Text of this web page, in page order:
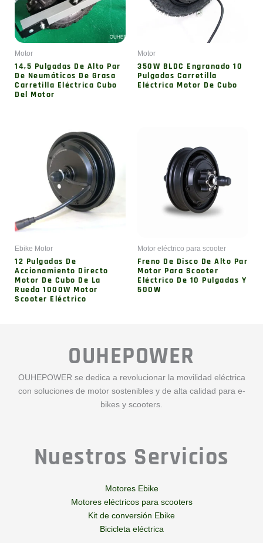
Motor
14,5 Pulgadas De Alto Par
De Neumáticos De Grasa
Carretilla Eléctrica Cubo
Del Motor
Motor
350W BLDC Engranado 10
Pulgadas Carretilla
Eléctrica Motor De Cubo
Ebike Motor
12 Pulgadas De
Accionamiento Directo
Motor De Cubo De La
Rueda 1000W Motor
Scooter Eléctrico
Motor eléctrico para scooter
Freno De Disco De Alto Par
Motor Para Scooter
Eléctrico De 10 Pulgadas Y
500W
OUHEPOWER
OUHEPOWER se dedica a revolucionar la movilidad eléctrica
con soluciones de motor sostenibles y de alta calidad para e-
bikes y scooters.
Nuestros Servicios
Motores Ebike
Motores eléctricos para scooters
Kit de conversión Ebike
Bicicleta eléctrica